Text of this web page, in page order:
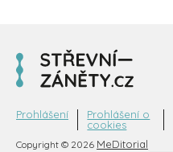
Copyright © 2026 MeDitorial
Prohlášení
Prohlášení o
cookies